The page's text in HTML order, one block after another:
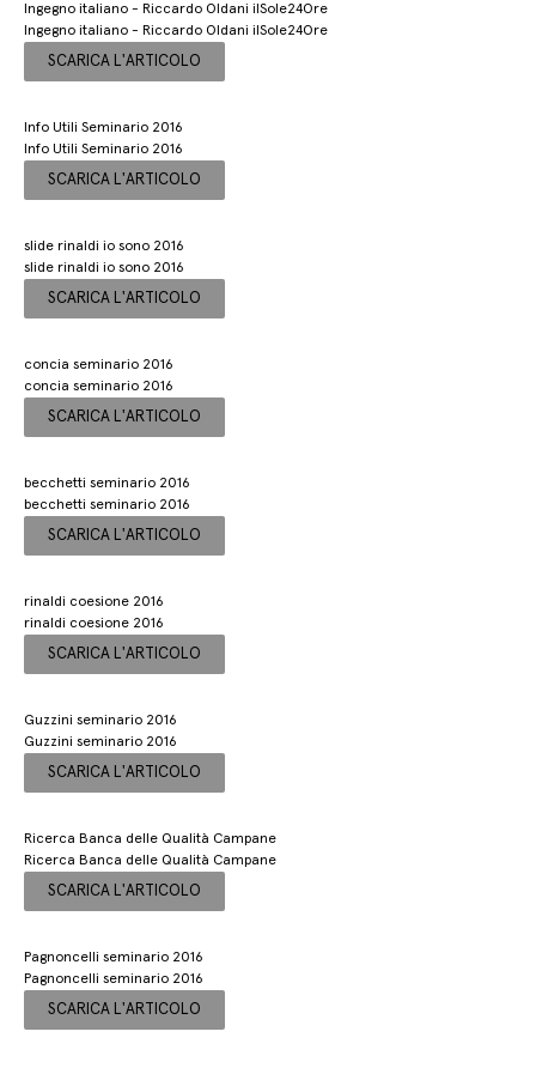
Ingegno italiano - Riccardo Oldani ilSole24Ore
Ingegno italiano - Riccardo Oldani ilSole24Ore
SCARICA L'ARTICOLO
Info Utili Seminario 2016
Info Utili Seminario 2016
SCARICA L'ARTICOLO
slide rinaldi io sono 2016
slide rinaldi io sono 2016
SCARICA L'ARTICOLO
concia seminario 2016
concia seminario 2016
SCARICA L'ARTICOLO
becchetti seminario 2016
becchetti seminario 2016
SCARICA L'ARTICOLO
rinaldi coesione 2016
rinaldi coesione 2016
SCARICA L'ARTICOLO
Guzzini seminario 2016
Guzzini seminario 2016
SCARICA L'ARTICOLO
Ricerca Banca delle Qualità Campane
Ricerca Banca delle Qualità Campane
SCARICA L'ARTICOLO
Pagnoncelli seminario 2016
Pagnoncelli seminario 2016
SCARICA L'ARTICOLO